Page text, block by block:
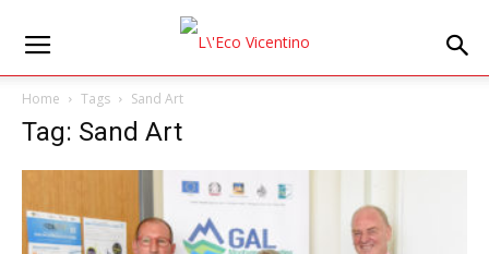
Home Tags Sand Art
Tag: Sand Art